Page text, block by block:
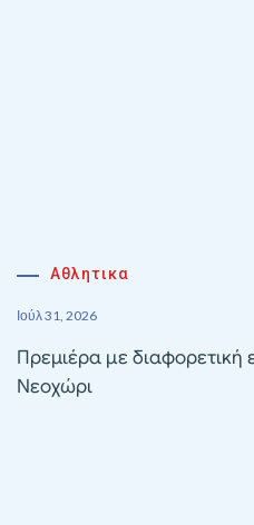
Αθλητικα
Ιούλ 31, 2026
Πρεμιέρα με διαφορετική
Νεοχώρι